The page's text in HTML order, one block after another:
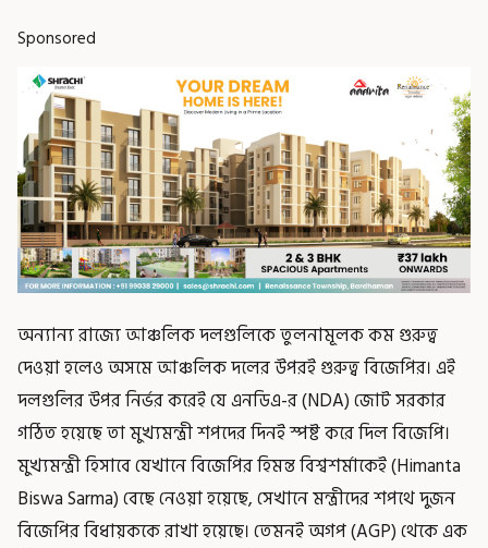
Sponsored
অন্যান্য রাজ্যে আঞ্চলিক দলগুলিকে তুলনামূলক কম গুরুত্ব
দেওয়া হলেও অসমে আঞ্চলিক দলের উপরই গুরুত্ব বিজেপির। এই
দলগুলির উপর নির্ভর করেই যে এনডিএ-র (NDA) জোট সরকার
গঠিত হয়েছে তা মুখ্যমন্ত্রী শপদের দিনই স্পষ্ট করে দিল বিজেপি।
মুখ্যমন্ত্রী হিসাবে যেখানে বিজেপির হিমন্ত বিশ্বশর্মাকেই (Himanta
Biswa Sarma) বেছে নেওয়া হয়েছে, সেখানে মন্ত্রীদের শপথে দুজন
বিজেপির বিধায়ককে রাখা হয়েছে। তেমনই অগপ (AGP) থেকে এক